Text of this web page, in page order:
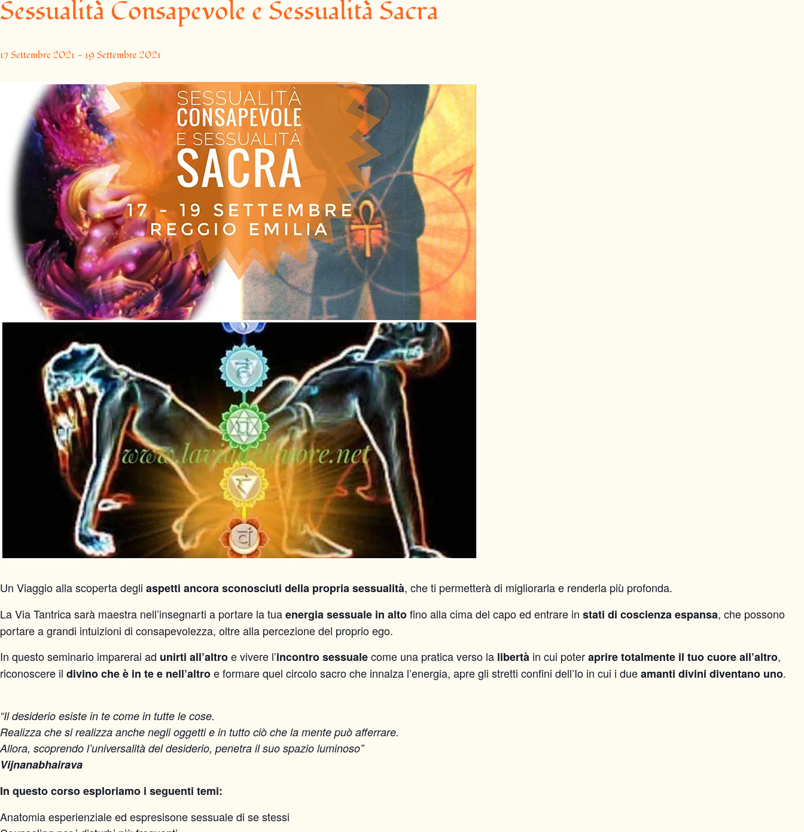
Sessualità Consapevole e Sessualità Sacra
17 Settembre 2021 - 19 Settembre 2021
Un Viaggio alla scoperta degli aspetti ancora sconosciuti della propria sessualità, che ti permetterà di migliorarla e renderla più profonda.
La Via Tantrica sarà maestra nell’insegnarti a portare la tuaenergia sessuale in altofino alla cima del capo ed entrare in stati di coscienza espansa, che possono
portare a grandi intuizioni di consapevolezza, oltre alla percezione del proprio ego.
In questo seminario imparerai ad unirti all’altroe vivere l’incontro sessualecome una pratica verso la libertà in cui poteraprire totalmente il tuo cuore all’altro,
riconoscere il divino che è in te e nell’altroe formare quel circolo sacro che innalza l’energia, apre gli stretti confini dell’Io in cui i dueamanti divini diventano uno.
“Il desiderio esiste in te come in tutte le cose.
Realizza che si realizza anche negli oggetti e in tutto ciò che la mente può afferrare.
Allora, scoprendo l’universalità del desiderio, penetra il suo spazio luminoso”
Vijnanabhairava
In questo corso esploriamo i seguenti temi:
Anatomia esperienziale ed espresisone sessuale di se stessi